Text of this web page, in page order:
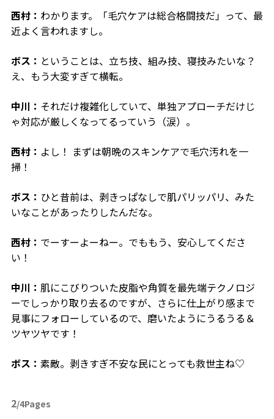
西村： わかります。「毛穴ケアは総合格闘技だ」って、最
近よく言われますし。
ボス： ということは、立ち技、組み技、寝技みたいな？
え、もう大変すぎて横転。
中川： それだけ複雑化していて、単独アプローチだけじ
ゃ対応が厳しくなってるっていう（涙）。
西村： よし！ まずは朝晩のスキンケアで毛穴汚れを一
掃！
ボス： ひと昔前は、剥きっぱなしで肌パリッパリ、みた
いなことがあったりしたんだな。
西村： でーすーよーねー。でももう、安心してくださ
い！
中川： 肌にこびりついた皮脂や角質を最先端テクノロジ
ーでしっかり取り去るのですが、さらに仕上がり感まで
見事にフォローしているので、磨いたようにうるうる＆
ツヤツヤです！
ボス： 素敵。剥きすぎ不安な民にとっても救世主ね♡
2/4Pages